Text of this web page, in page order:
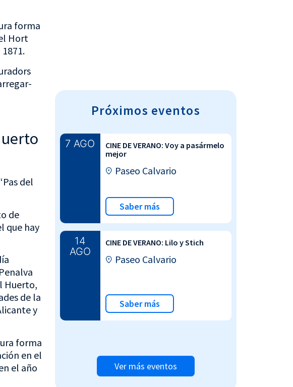
forma
Hort
del
de
que hay
Huerto,
de la
y
forma
en el
el año
Próximos eventos
7 AGO
CINE DE VERANO: Voy a pasármelo
mejor
Paseo Calvario
Saber más
14
AGO
CINE DE VERANO: Lilo y Stich
Paseo Calvario
Saber más
Ver más eventos